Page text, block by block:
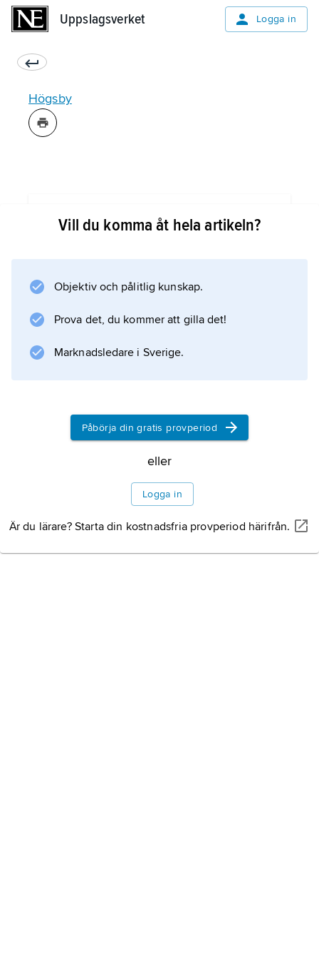
Uppslagsverket Logga in
Högsby
Vill du komma åt hela artikeln?
Objektiv och pålitlig kunskap.
Prova det, du kommer att gilla det!
Marknadsledare i Sverige.
Påbörja din gratis provperiod
eller
Logga in
Är du lärare? Starta din kostnadsfria provperiod härifrån.